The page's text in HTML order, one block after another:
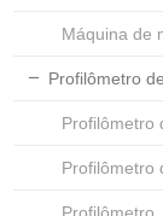
Máquina de
Profilômetro
Profilômetro
Profilômetro